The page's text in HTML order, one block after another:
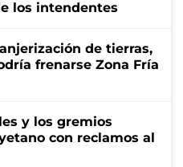
los intendentes
de tierras,
frenarse Zona Fría
y los gremios
con reclamos al